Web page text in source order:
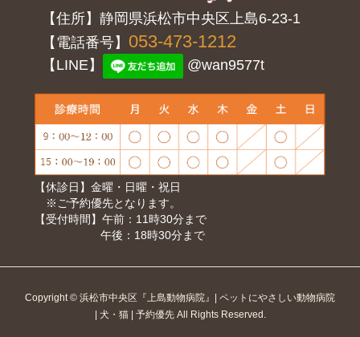
【住所】静岡県浜松市中央区上島6-23-1
【電話番号】 053-473-1212
【LINE】 @wan9577t
【休診日】金曜・日曜・祝日
※ご予約優先となります。
【受付時間】午前：11時30分まで
午後：18時30分まで
Copyright © 浜松市中央区『上島動物病院』| ペットにやさしい動物病院
| 犬・猫 | 予約優先 All Rights Reserved.